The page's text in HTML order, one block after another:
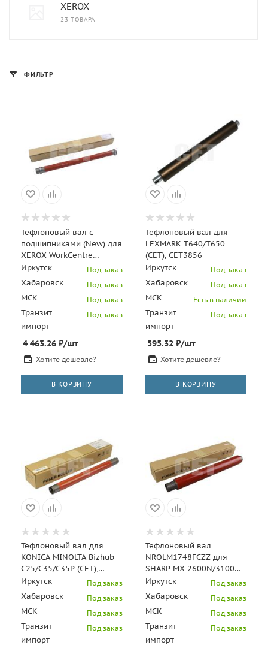
XEROX
23 ТОВАРА
ФИЛЬТР
Тефлоновый вал с
подшипниками (New) для
XEROX WorkCentre
7425/7428/7435 (CET),
(WW), CET211009
Иркутск Под заказ
Хабаровск Под заказ
МСК Под заказ
Транзит
импорт
Под заказ
4 463.26 ₽/шт
Хотите дешевле?
В КОРЗИНУ
Тефлоновый вал для
LEXMARK T640/T650
(CET), CET3856
Иркутск
Под заказ
Хабаровск Под заказ
МСК Есть в наличии
Транзит
импорт
Под заказ
595.32₽/шт
Хотите дешевле?
В КОРЗИНУ
Тефлоновый вал для
KONICA MINOLTA Bizhub
C25/C35/C35P (CET),
CET7128
Иркутск Под заказ
Хабаровск Под заказ
МСК Под заказ
Транзит
импорт
Под заказ
Тефлоновый вал
NROLM1748FCZZ для
SHARP MX-2600N/3100N
(CET), CET7630
Иркутск Под заказ
Хабаровск Под заказ
МСК Под заказ
Транзит
импорт
Под заказ